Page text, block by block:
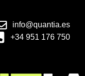
info@quantia.es
+34 951 176 750